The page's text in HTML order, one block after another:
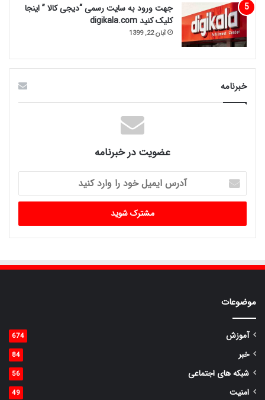
جهت ورود به سایت رسمی “دیجی کالا ” اینجا
کلیک کنید digikala.com
آبان 22, 1399
خبرنامه
عضویت در خبرنامه
آدرس
ایمیل
خود
وارد
کنید
موضوعات
آموزش 674
خبر 84
شبکه های اجتماعی 56
امنیت 49